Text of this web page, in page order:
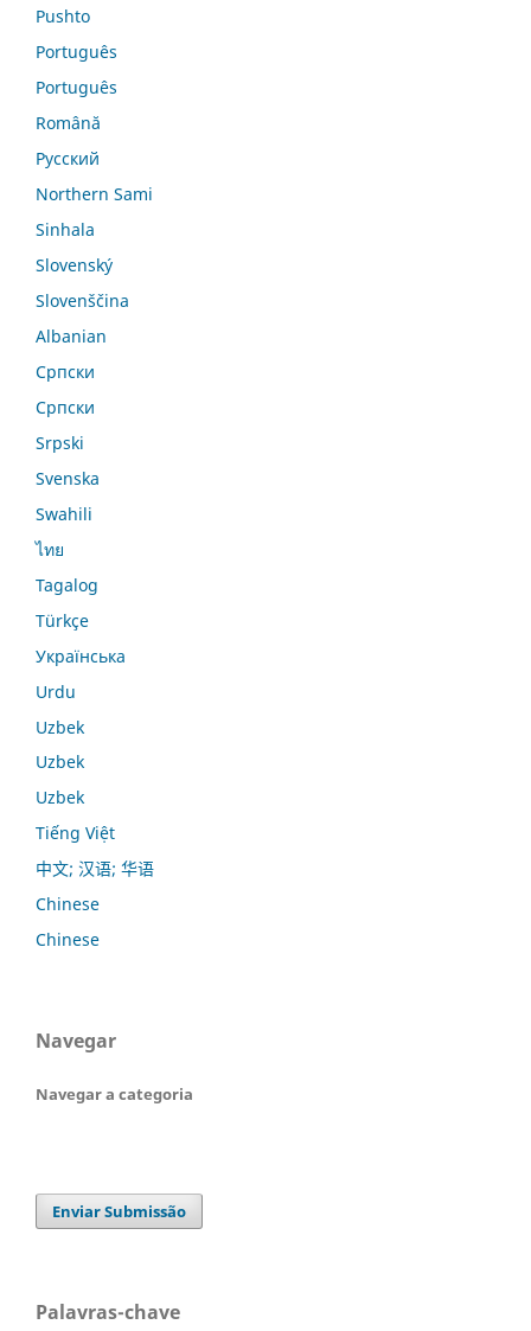
Pushto
Português
Português
Română
Русский
Northern Sami
Sinhala
Slovenský
Slovenščina
Albanian
Српски
Српски
Srpski
Svenska
Swahili
ไทย
Tagalog
Türkçe
Українська
Urdu
Uzbek
Uzbek
Uzbek
Tiếng Việt
中文; 汉语; 华语
Chinese
Chinese
Navegar
Navegar a categoria
Enviar Submissão
Palavras-chave